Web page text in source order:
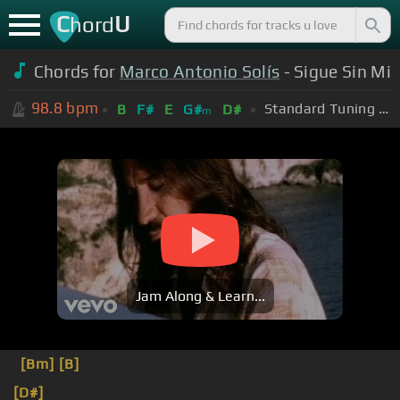
ChordU
Chords for Marco Antonio Solís - Sigue Sin Mi
98.8 bpm B F# E G#m D# Standard Tuning (EADGBE)
Jam Along & Learn...
[Bm] [B]
[D#]